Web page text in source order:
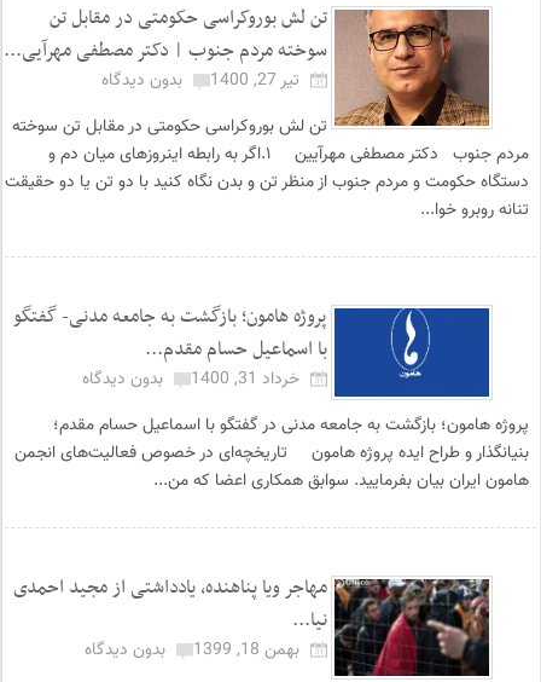
تن لش بوروکراسی حکومتی در مقابل تن
سوخته مردم جنوب | دکتر مصطفی مهرآیی...
تیر 27, 1400
بدون دیدگاه
تن لش بوروکراسی حکومتی در مقابل تن سوخته
مردم جنوب دکتر مصطفی مهرآیین ۱.اگر به رابطه اینروزهای میان دم و
دستگاه حکومت و مردم جنوب از منظر تن و بدن نگاه کنید با دو تن یا دو حقیقت
تنانه روبرو خوا...
پروژه هامون؛ بازگشت به جامعه مدنی- گفتگو
با اسماعیل حسام مقدم...
خرداد 31, 1400
بدون دیدگاه
پروژه هامون؛ بازگشت به جامعه مدنی در گفتگو با اسماعیل حسام مقدم؛
بنیانگذار و طراح ایده پروژه هامون تاریخچه‌ای در خصوص فعالیت‌های انجمن
هامون ایران بیان بفرمایید. سوابق همکاری اعضا که من...
مهاجر ویا پناهنده، یادداشتی از مجید احمدی
نیا...
بهمن 18, 1399
بدون دیدگاه